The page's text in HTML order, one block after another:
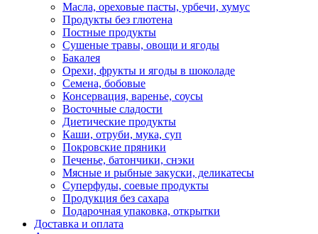
Масла, ореховые пасты, урбечи, хумус
Продукты без глютена
Постные продукты
Сушеные травы, овощи и ягоды
Бакалея
Орехи, фрукты и ягоды в шоколаде
Семена, бобовые
Консервация, варенье, соусы
Восточные сладости
Диетические продукты
Каши, отруби, мука, суп
Покровские пряники
Печенье, батончики, снэки
Мясные и рыбные закуски, деликатесы
Суперфуды, соевые продукты
Продукция без сахара
Подарочная упаковка, открытки
Доставка и оплата